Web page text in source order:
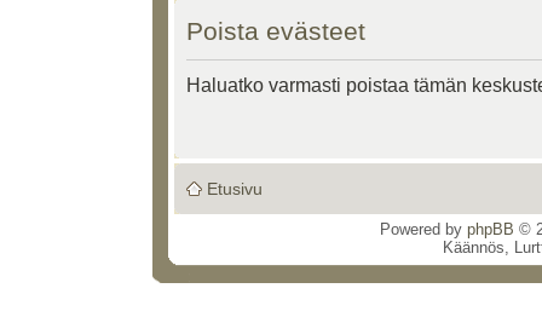
Poista evästeet
Haluatko varmasti poistaa tämän
Etusivu
Powered by phpBB ©
Käännös,